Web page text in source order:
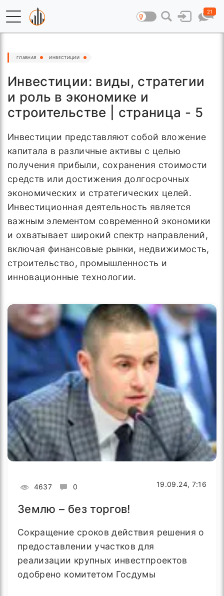
21
ГЛАВНАЯ ИНВЕСТИЦИИ
Инвестиции: виды, стратегии
и роль в экономике и
строительстве | страница - 5
Инвестиции представляют собой вложение
капитала в различные активы с целью
получения прибыли, сохранения стоимости
средств или достижения долгосрочных
экономических и стратегических целей.
Инвестиционная деятельность является
важным элементом современной экономики
и охватывает широкий спектр направлений,
включая финансовые рынки, недвижимость,
строительство, промышленность и
инновационные технологии.
4637 0 19.09.24, 7:16
Землю – без торгов!
Сокращение сроков действия решения о
предоставлении участков для
реализации крупных инвестпроектов
одобрено комитетом Госдумы